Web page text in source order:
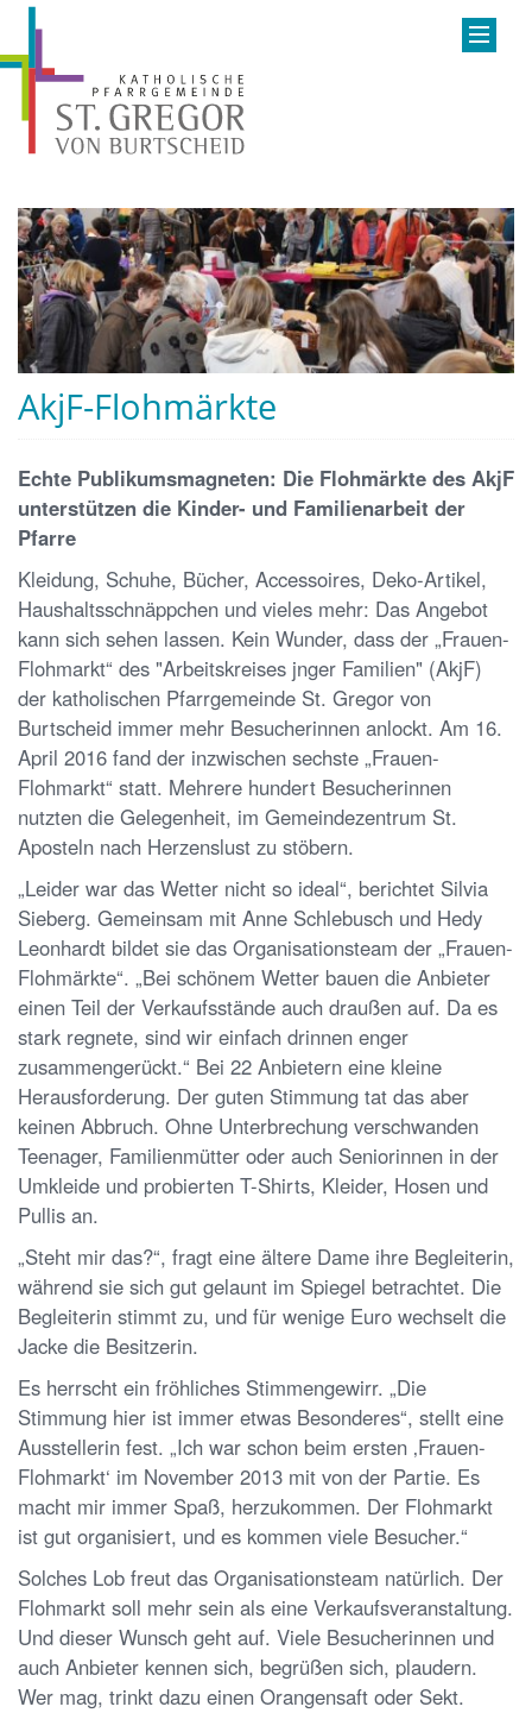
AkjF-Flohmärkte
Echte Publikumsmagneten: Die Flohmärkte des AkjF
unterstützen die Kinder- und Familienarbeit der
Pfarre
Kleidung, Schuhe, Bücher, Accessoires, Deko-Artikel,
Haushaltsschnäppchen und vieles mehr: Das Angebot
kann sich sehen lassen. Kein Wunder, dass der „Frauen-
Flohmarkt“ des "Arbeitskreises jnger Familien" (AkjF)
der katholischen Pfarrgemeinde St. Gregor von
Burtscheid immer mehr Besucherinnen anlockt. Am 16.
April 2016 fand der inzwischen sechste „Frauen-
Flohmarkt“ statt. Mehrere hundert Besucherinnen
nutzten die Gelegenheit, im Gemeindezentrum St.
Aposteln nach Herzenslust zu stöbern.
„Leider war das Wetter nicht so ideal“, berichtet Silvia
Sieberg. Gemeinsam mit Anne Schlebusch und Hedy
Leonhardt bildet sie das Organisationsteam der „Frauen-
Flohmärkte“. „Bei schönem Wetter bauen die Anbieter
einen Teil der Verkaufsstände auch draußen auf. Da es
stark regnete, sind wir einfach drinnen enger
zusammengerückt.“ Bei 22 Anbietern eine kleine
Herausforderung. Der guten Stimmung tat das aber
keinen Abbruch. Ohne Unterbrechung verschwanden
Teenager, Familienmütter oder auch Seniorinnen in der
Umkleide und probierten T-Shirts, Kleider, Hosen und
Pullis an.
„Steht mir das?“, fragt eine ältere Dame ihre Begleiterin,
während sie sich gut gelaunt im Spiegel betrachtet. Die
Begleiterin stimmt zu, und für wenige Euro wechselt die
Jacke die Besitzerin.
Es herrscht ein fröhliches Stimmengewirr. „Die
Stimmung hier ist immer etwas Besonderes“, stellt eine
Ausstellerin fest. „Ich war schon beim ersten ‚Frauen-
Flohmarkt‘ im November 2013 mit von der Partie. Es
macht mir immer Spaß, herzukommen. Der Flohmarkt
ist gut organisiert, und es kommen viele Besucher.“
Solches Lob freut das Organisationsteam natürlich. Der
Flohmarkt soll mehr sein als eine Verkaufsveranstaltung.
Und dieser Wunsch geht auf. Viele Besucherinnen und
auch Anbieter kennen sich, begrüßen sich, plaudern.
Wer mag, trinkt dazu einen Orangensaft oder Sekt.